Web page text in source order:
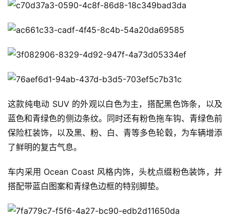
这款纯电动 SUV 的外观以白色为主，搭配黑色饰条，以及
蓝色和青绿色的侧边条纹。同时还有粉色拖车钩、青绿色前
保险杠装饰，以及黑、粉、白、青等多色轮毂，为车辆增添
了鲜明的复古气息。
车内采用 Ocean Coast 风格内饰，头枕点缀粉色装饰，并
搭配带蓝白图案和青绿色边框的特别脚垫。